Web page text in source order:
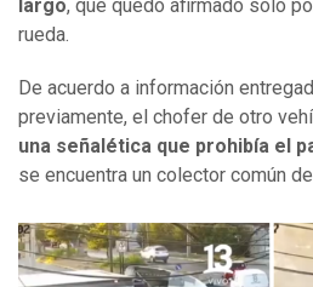
largo, que quedó afirmado sólo
rueda.
De acuerdo a información
previamente, el chofer de otro
una señalética que prohibía el
se encuentra un colector común